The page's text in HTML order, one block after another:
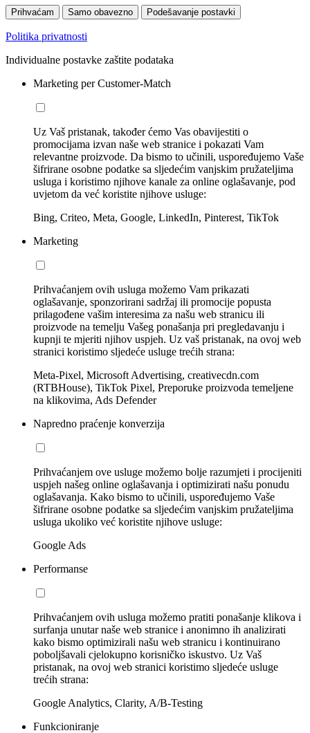
Prihvaćam Samo obavezno Podešavanje postavki
Politika privatnosti
Individualne postavke zaštite podataka
Marketing per Customer-Match
Uz Vaš pristanak, također ćemo Vas obavijestiti o
promocijama izvan naše web stranice i pokazati Vam
relevantne proizvode. Da bismo to učinili, uspoređujemo Vaše
šifrirane osobne podatke sa sljedećim vanjskim pružateljima
usluga i koristimo njihove kanale za online oglašavanje, pod
uvjetom da već koristite njihove usluge:
Bing, Criteo, Meta, Google, LinkedIn, Pinterest, TikTok
Marketing
Prihvaćanjem ovih usluga možemo Vam prikazati
oglašavanje, sponzorirani sadržaj ili promocije popusta
prilagođene vašim interesima za našu web stranicu ili
proizvode na temelju Vašeg ponašanja pri pregledavanju i
kupnji te mjeriti njihov uspjeh. Uz vaš pristanak, na ovoj web
stranici koristimo sljedeće usluge trećih strana:
Meta-Pixel, Microsoft Advertising, creativecdn.com
(RTBHouse), TikTok Pixel, Preporuke proizvoda temeljene
na klikovima, Ads Defender
Napredno praćenje konverzija
Prihvaćanjem ove usluge možemo bolje razumjeti i procijeniti
uspjeh našeg online oglašavanja i optimizirati našu ponudu
oglašavanja. Kako bismo to učinili, uspoređujemo Vaše
šifrirane osobne podatke sa sljedećim vanjskim pružateljima
usluga ukoliko već koristite njihove usluge:
Google Ads
Performanse
Prihvaćanjem ovih usluga možemo pratiti ponašanje klikova i
surfanja unutar naše web stranice i anonimno ih analizirati
kako bismo optimizirali našu web stranicu i kontinuirano
poboljšavali cjelokupno korisničko iskustvo. Uz Vaš
pristanak, na ovoj web stranici koristimo sljedeće usluge
trećih strana:
Google Analytics, Clarity, A/B-Testing
Funkcioniranje